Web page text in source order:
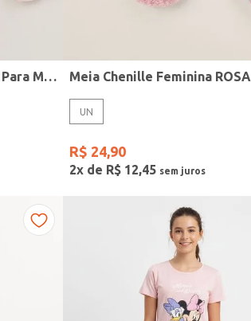
Meia Chenille Stitch Infantil Para Menina - AZUL Meia Chenille Feminina ROSA
UN
R$ 24,90
2x de R$ 12,45